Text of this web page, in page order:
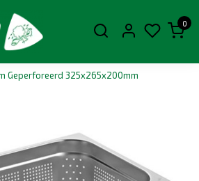
0
Geperforeerd 325x265x200mm